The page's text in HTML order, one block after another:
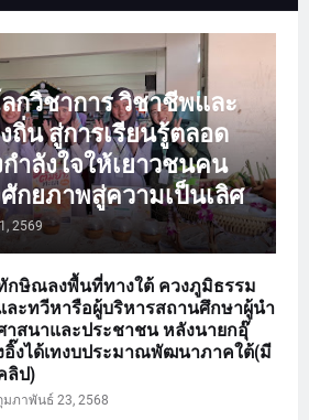
ลกวิชาการ วิชาชีพและ
น สู่การเรียนรู้ตลอด
ำลังใจให้เยาวชนคน
กยภาพสู่ความเป็นเลิศ
2569
กษิณลงพื้นที่ทางใต้ ควงภูมิธรรม
ละทวีหารือผู้บริหารสถานศึกษาผู้นำ
าสนาและประชาชน หลังนายกอุ๊
อิ๊งได้เทงบประมาณพัฒนาภาคใต้(มี
ลิป)
มภาพันธ์ 23, 2568